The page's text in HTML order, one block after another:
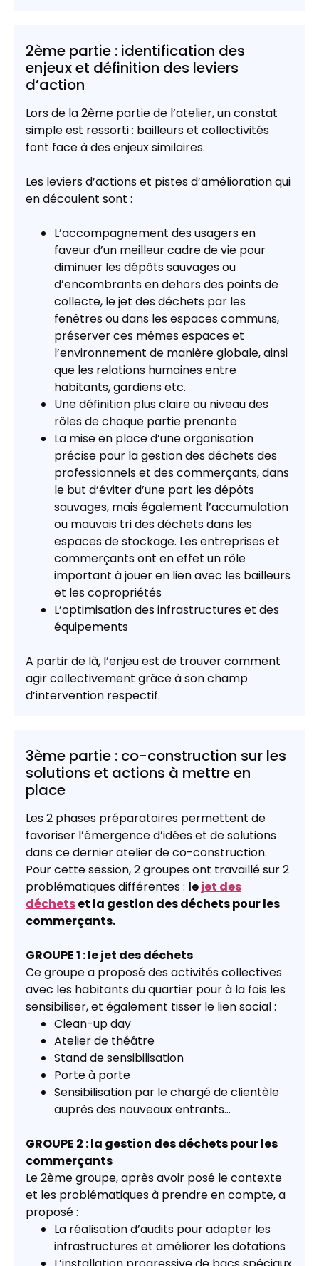
2ème partie : identification des
enjeux et définition des leviers
d’action
Lors de la 2ème partie de l’atelier, un constat
simple est ressorti : bailleurs et collectivités
font face à des enjeux similaires.
Les leviers d’actions et pistes d’amélioration qui
en découlent sont :
L’accompagnement des usagers en
faveur d’un meilleur cadre de vie pour
diminuer les dépôts sauvages ou
d’encombrants en dehors des points de
collecte, le jet des déchets par les
fenêtres ou dans les espaces communs,
préserver ces mêmes espaces et
l’environnement de manière globale, ainsi
que les relations humaines entre
habitants, gardiens etc.
Une définition plus claire au niveau des
rôles de chaque partie prenante
La mise en place d’une organisation
précise pour la gestion des déchets des
professionnels et des commerçants, dans
le but d’éviter d’une part les dépôts
sauvages, mais également l’accumulation
ou mauvais tri des déchets dans les
espaces de stockage. Les entreprises et
commerçants ont en effet un rôle
important à jouer en lien avec les bailleurs
et les copropriétés
L’optimisation des infrastructures et des
équipements
A partir de là, l’enjeu est de trouver comment
agir collectivement grâce à son champ
d’intervention respectif.
3ème partie : co-construction sur les
solutions et actions à mettre en
place
Les 2 phases préparatoires permettent de
favoriser l’émergence d’idées et de solutions
dans ce dernier atelier de co-construction.
Pour cette session, 2 groupes ont travaillé sur 2
problématiques différentes : lejet des
déchetset la gestion des déchets pour les
commerçants.
GROUPE 1 : le jet des déchets
Ce groupe a proposé des activités collectives
avec les habitants du quartier pour à la fois les
sensibiliser, et également tisser le lien social :
Clean-up day
Atelier de théâtre
Stand de sensibilisation
Porte à porte
Sensibilisation par le chargé de clientèle
auprès des nouveaux entrants…
GROUPE 2 : la gestion des déchets pour les
commerçants
Le 2ème groupe, après avoir posé le contexte
et les problématiques à prendre en compte, a
proposé :
La réalisation d’audits pour adapter les
infrastructures et améliorer les dotations